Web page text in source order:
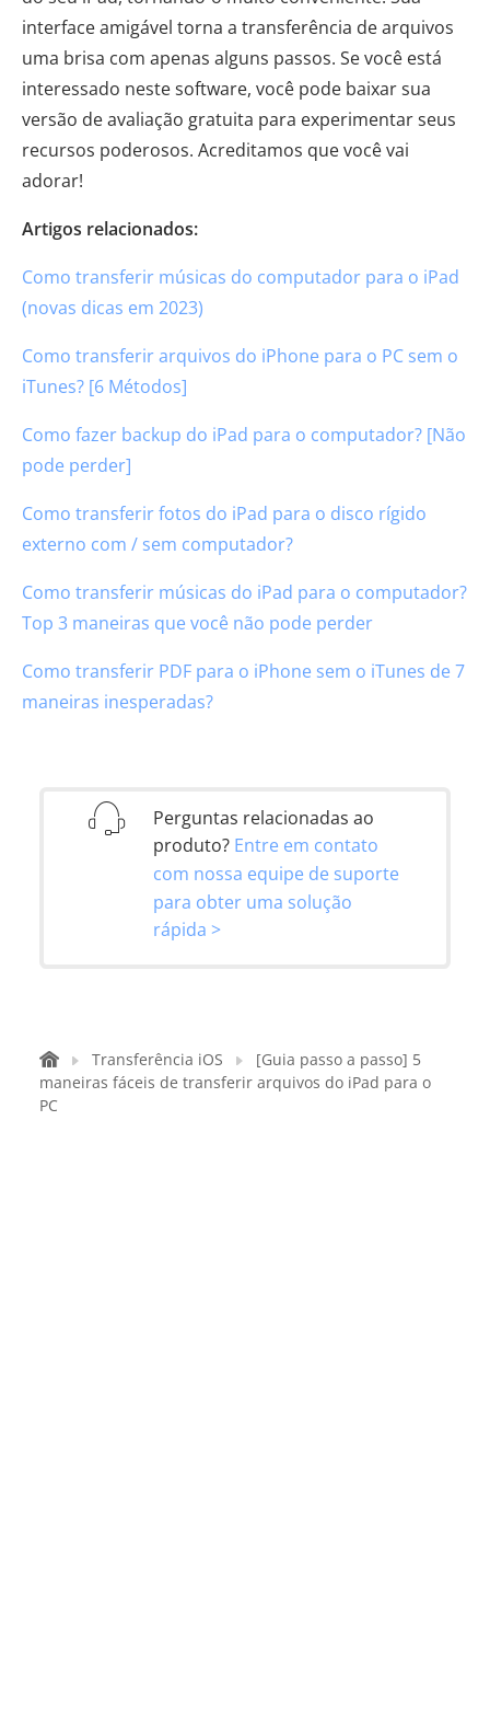
interface amigável torna a transferência de arquivos
uma brisa com apenas alguns passos. Se você está
interessado neste software, você pode baixar sua
versão de avaliação gratuita para experimentar seus
recursos poderosos. Acreditamos que você vai
adorar!
Artigos relacionados:
Como transferir músicas do computador para o iPad
(novas dicas em 2023)
Como transferir arquivos do iPhone para o PC sem o
iTunes? [6 Métodos]
Como fazer backup do iPad para o computador? [Não
pode perder]
Como transferir fotos do iPad para o disco rígido
externo com / sem computador?
Como transferir músicas do iPad para o computador?
Top 3 maneiras que você não pode perder
Como transferir PDF para o iPhone sem o iTunes de 7
maneiras inesperadas?
Perguntas relacionadas ao
produto? Entre em contato
com nossa equipe de suporte
para obter uma solução
rápida >
Transferência iOS
[Guia passo a passo] 5
maneiras fáceis de transferir arquivos do iPad para o
PC